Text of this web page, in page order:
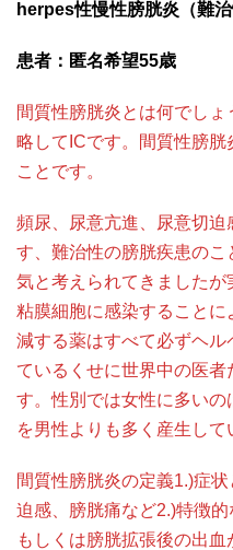
herpes性慢性膀胱炎（難
患者：匿名希望55歳
間質性膀胱炎とは何でし
略してICです。間質性膀
ことです。
頻尿、尿意亢進、尿意切
す、難治性の膀胱疾患の
気と考えられてきました
粘膜細胞に感染すること
減する薬はすべて必ずヘ
ているくせに世界中の医
す。性別では女性に多い
を男性よりも多く産生して
間質性膀胱炎の定義1.)症
迫感、膀胱痛など2.)特徴
もしくは膀胱拡張後の出